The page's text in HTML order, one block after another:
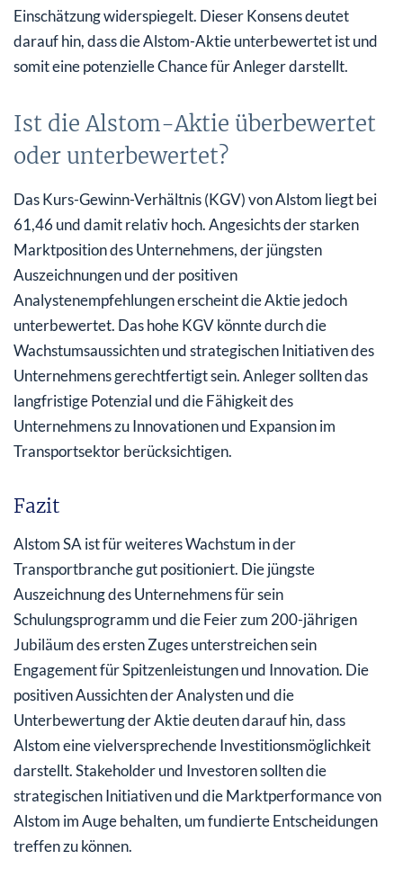
Einschätzung widerspiegelt. Dieser Konsens deutet
darauf hin, dass die Alstom-Aktie unterbewertet ist und
somit eine potenzielle Chance für Anleger darstellt.
Ist die Alstom-Aktie überbewertet
oder unterbewertet?
Das Kurs-Gewinn-Verhältnis (KGV) von Alstom liegt bei
61,46 und damit relativ hoch. Angesichts der starken
Marktposition des Unternehmens, der jüngsten
Auszeichnungen und der positiven
Analystenempfehlungen erscheint die Aktie jedoch
unterbewertet. Das hohe KGV könnte durch die
Wachstumsaussichten und strategischen Initiativen des
Unternehmens gerechtfertigt sein. Anleger sollten das
langfristige Potenzial und die Fähigkeit des
Unternehmens zu Innovationen und Expansion im
Transportsektor berücksichtigen.
Fazit
Alstom SA ist für weiteres Wachstum in der
Transportbranche gut positioniert. Die jüngste
Auszeichnung des Unternehmens für sein
Schulungsprogramm und die Feier zum 200-jährigen
Jubiläum des ersten Zuges unterstreichen sein
Engagement für Spitzenleistungen und Innovation. Die
positiven Aussichten der Analysten und die
Unterbewertung der Aktie deuten darauf hin, dass
Alstom eine vielversprechende Investitionsmöglichkeit
darstellt. Stakeholder und Investoren sollten die
strategischen Initiativen und die Marktperformance von
Alstom im Auge behalten, um fundierte Entscheidungen
treffen zu können.